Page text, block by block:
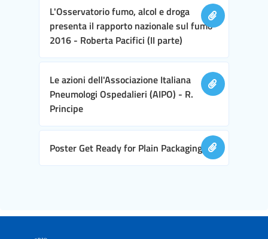
L'Osservatorio fumo, alcol e droga
presenta il rapporto nazionale sul fumo
2016 - Roberta Pacifici (II parte)
Le azioni dell'Associazione Italiana
Pneumologi Ospedalieri (AIPO) - R.
Principe
Poster Get Ready for Plain Packaging